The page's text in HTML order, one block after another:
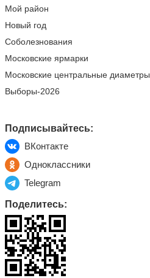
Мой район
Новый год
Соболезнования
Московские ярмарки
Московские центральные диаметры
Выборы-2026
Подписывайтесь:
ВКонтакте
Одноклассники
Telegram
Поделитесь: